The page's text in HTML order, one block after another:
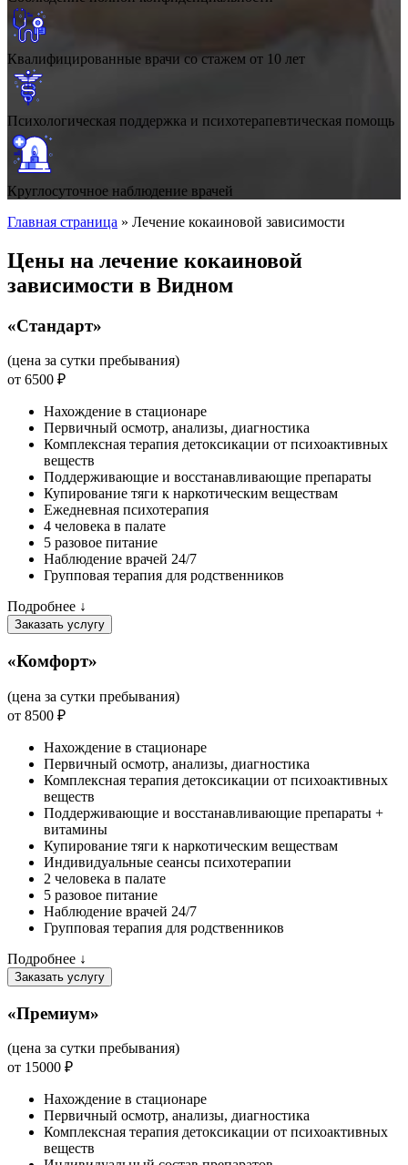
Квалифицированные врачи со стажем от 10 лет
Психологическая поддержка и психотерапевтическая помощь
Круглосуточное наблюдение врачей
Главная страница » Лечение кокаиновой зависимости
Цены на лечение кокаиновой
зависимости в Видном
«Стандарт»
(цена за сутки пребывания)
от 6500 ₽
Нахождение в стационаре
Первичный осмотр, анализы, диагностика
Комплексная терапия детоксикации от психоактивных
веществ
Поддерживающие и восстанавливающие препараты
Купирование тяги к наркотическим веществам
Ежедневная психотерапия
4 человека в палате
5 разовое питание
Наблюдение врачей 24/7
Групповая терапия для родственников
Подробнее ↓
Заказать услугу
«Комфорт»
(цена за сутки пребывания)
от 8500 ₽
Нахождение в стационаре
Первичный осмотр, анализы, диагностика
Комплексная терапия детоксикации от психоактивных
веществ
Поддерживающие и восстанавливающие препараты +
витамины
Купирование тяги к наркотическим веществам
Индивидуальные сеансы психотерапии
2 человека в палате
5 разовое питание
Наблюдение врачей 24/7
Групповая терапия для родственников
Подробнее ↓
Заказать услугу
«Премиум»
(цена за сутки пребывания)
от 15000 ₽
Нахождение в стационаре
Первичный осмотр, анализы, диагностика
Комплексная терапия детоксикации от психоактивных
веществ